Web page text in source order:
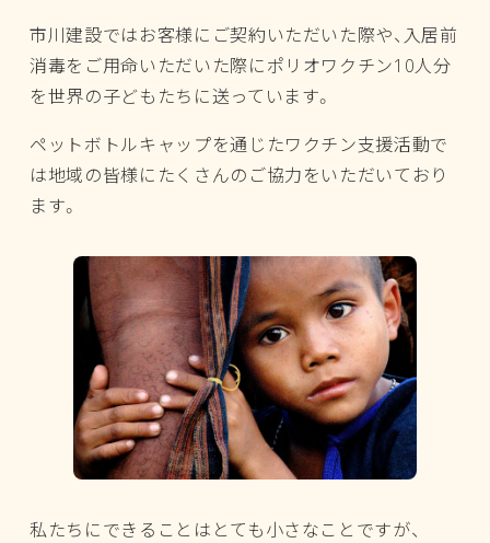
市川建設ではお客様にご契約いただいた際や、入居前
消毒をご用命いただいた際にポリオワクチン10人分
を世界の子どもたちに送っています。
ペットボトルキャップを通じたワクチン支援活動で
は地域の皆様にたくさんのご協力をいただいており
ます。
私たちにできることはとても小さなことですが、